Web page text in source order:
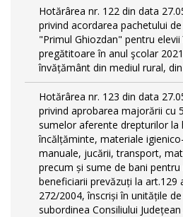
Hotărârea nr. 122 din data
privind acordarea pachetului
"Primul Ghiozdan" pentru elevii
pregătitoare în anul şcolar
învățământ din mediul rural,
Hotărârea nr. 123 din data
privind aprobarea majorării cu
sumelor aferente drepturilor la
încălțăminte, materiale
manuale, jucării, transport,
precum și sume de bani
beneficiarii prevăzuți la art.129
272/2004, înscriși în unitățile
subordinea Consiliului